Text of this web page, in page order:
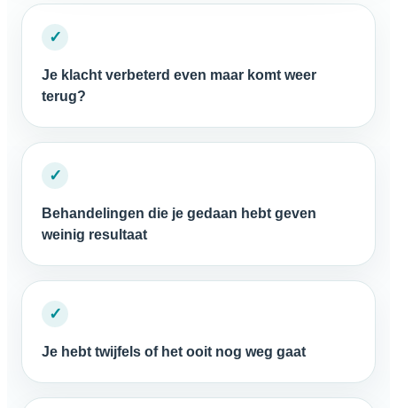
✓
Je klacht verbeterd even maar komt weer
terug?
✓
Behandelingen die je gedaan hebt geven
weinig resultaat
✓
Je hebt twijfels of het ooit nog weg gaat